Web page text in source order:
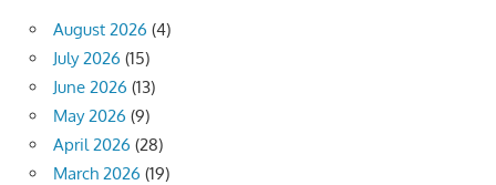
August 2026 (4)
July 2026 (15)
June 2026 (13)
May 2026 (9)
April 2026 (28)
March 2026 (19)